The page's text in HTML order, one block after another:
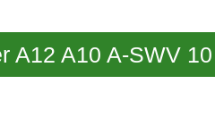
A10 A-SWV